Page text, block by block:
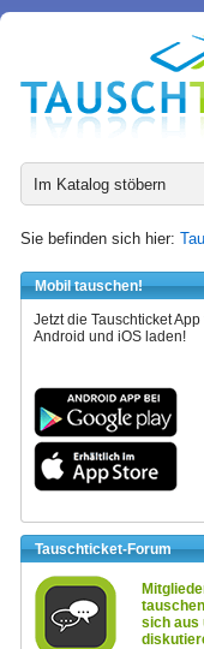
Im Katalog stöbern
Sie befinden sich hier:
Mobil tauschen!
Jetzt die Tauschticket App
Android und iOS laden!
Tauschticket-Forum
tauschen
sich aus